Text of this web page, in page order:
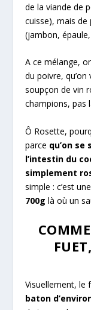
de la viande de
cuisse), mais de
(jambon,
A ce mélange,
du poivre,
soupçon de vin
champions, pas
Ô Rosette,
parce qu’on
l’intestin du
simplement
simple : c’est
700g là où un
Visuellement, le
baton